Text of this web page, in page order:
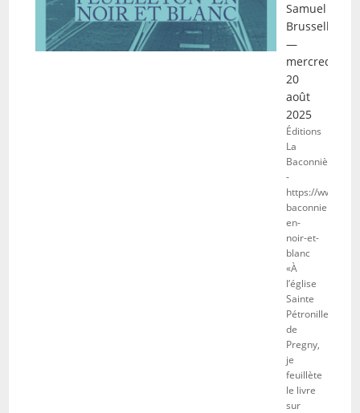
Samuel
Brussell
—
mercredi
20
août
2025
Éditions
La
Baconnière
-
https://
baconniere.ch/
en-
noir-et-
blanc
«À
l’église
Sainte
Pétronille
de
Pregny,
je
feuillète
le livre
sur